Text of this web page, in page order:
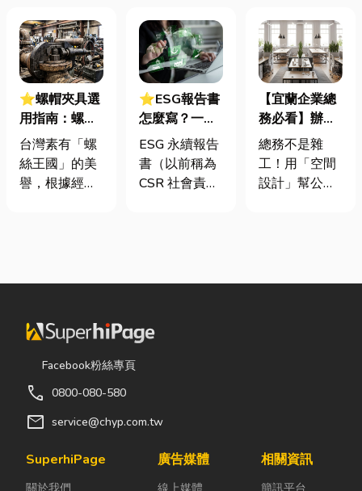
⭐螺帽夾具選
用指南：螺母
挾具頻繁耗
損？3大關鍵
提升扣件成型
台灣素有「螺
絲王國」的美
譽，根據經濟
額高達 42.1
螺帽（HS
731816）產
品即占總出口
在面對全球客
戶對扣件精度
日益嚴苛的趨
⭐ESG報告書
怎麼寫？一定
要上市櫃才寫
嗎？3步驟擺
脫綠色轉型焦
ESG 永續報告
書（以前稱為
CSR 社會責任
責任（S）與
度營運成果的
表」與「永續
多中小企業主
【宜蘭企業總
務必看】辦公
室如何打造高
效能職場？從
辦公桌椅、系
總務不是雜
工！用「空間
設計」幫公司
公室時，常覺
辦公室空間設
Facebook粉絲專頁
call 0800-080-580
mail service@chyp.com.tw
SuperhiPage
關於我們
廣告媒體
線上媒體
相關資訊
簡訊平台